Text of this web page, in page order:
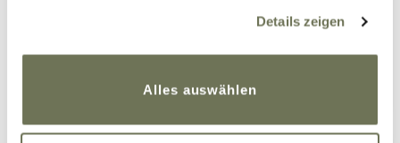
Cookies, wenn Sie unsere Webseite weiterhin nutzen.
Weitere Informationen finden Sie in unserer
Details zeigen
Alles auswählen